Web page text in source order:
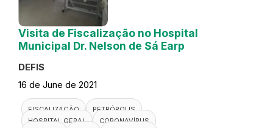
Visita de Fiscalização no Hospital
Municipal Dr. Nelson de Sá Earp
DEFIS
16 de June de 2021
FISCALIZAÇÃO
PETRÓPOLIS
HOSPITAL GERAL
CORONAVÍRUS